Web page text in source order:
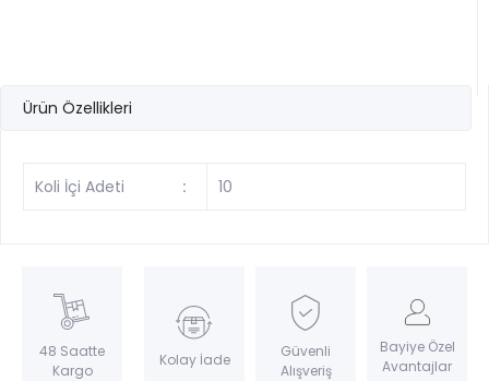
Ürün Özellikleri
Koli İçi Adeti : 10
48 Saatte
Kargo
Kolay İade
Güvenli
Alışveriş
Bayiye Özel
Avantajlar